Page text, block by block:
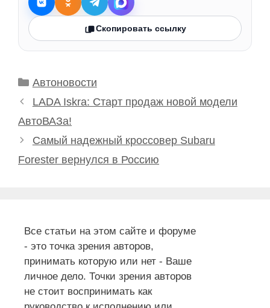
Скопировать ссылку
Рубрики
Автоновости
LADA Iskra: Старт продаж новой модели
АвтоВАЗа!
Самый надежный кроссовер Subaru
Forester вернулся в Россию
Все статьи на этом сайте и форуме
- это точка зрения авторов,
принимать которую или нет - Ваше
личное дело. Точки зрения авторов
не стоит воспринимать как